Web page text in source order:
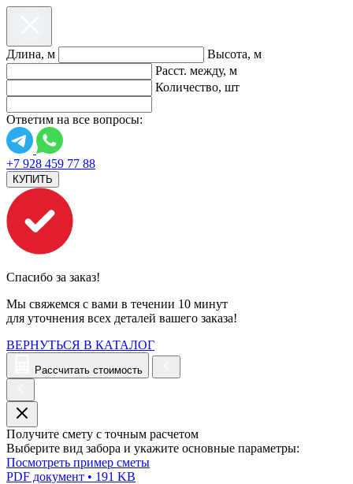
Длина, м
Высота, м
Расст. между, м
Количество, шт
Ответим на все вопросы:
+7 928 459 77 88
КУПИТЬ
Спасибо за заказ!
Мы свяжемся с вами в течении 10 минут
для уточнения всех деталей вашего заказа!
ВЕРНУТЬСЯ В КАТАЛОГ
Рассчитать стоимость
Получите смету с точным расчетом
Выберите вид забора и укажите основные параметры:
Посмотреть пример сметы
PDF документ • 191 KB